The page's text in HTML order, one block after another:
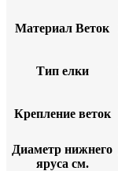
Материал Веток
Тип елки
Крепление веток
Диаметр нижнего
яруса см.